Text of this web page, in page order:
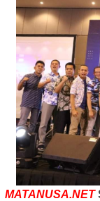
MATANUSA.NET